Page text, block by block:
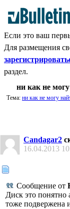
Если это ваш
Для размещения
раздел.
Тема: ни как не могу
Candagar2
16.04.2013
Сообщение от
Диск это понятно
тоже подвержена